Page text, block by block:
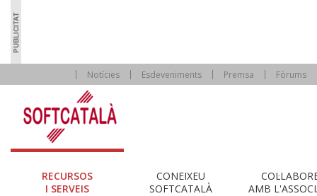
Notícies Esdeveniments Premsa Fòrums
RECURSOS
I SERVEIS
CONEIXEU
SOFTCATALÀ
AMB